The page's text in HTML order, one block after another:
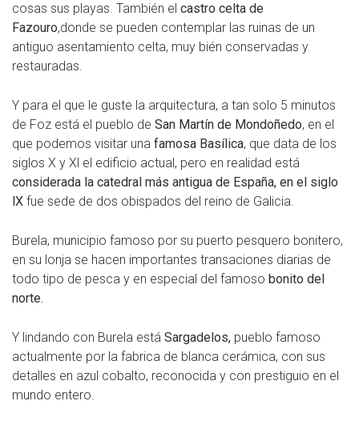
cosas sus playas. También el castro celta de
Fazouro,donde se pueden contemplar las ruinas de un
antiguo asentamiento celta, muy bién conservadas y
restauradas.
Y para el que le guste la arquitectura, a tan solo 5 minutos
de Foz está el pueblo de San Martín de Mondoñedo, en el
que podemos visitar una famosa Basílica, que data de los
siglos X y Xl el edificio actual, pero en realidad está
considerada la catedral más antigua de España, en el siglo
lX fue sede de dos obispados del reino de Galicia.
Burela, municipio famoso por su puerto pesquero bonitero,
en su lonja se hacen importantes transaciones diarias de
todo tipo de pesca y en especial del famoso bonito del
norte.
Y lindando con Burela está Sargadelos, pueblo famoso
actualmente por la fabrica de blanca cerámica, con sus
detalles en azul cobalto, reconocida y con prestiguio en el
mundo entero.